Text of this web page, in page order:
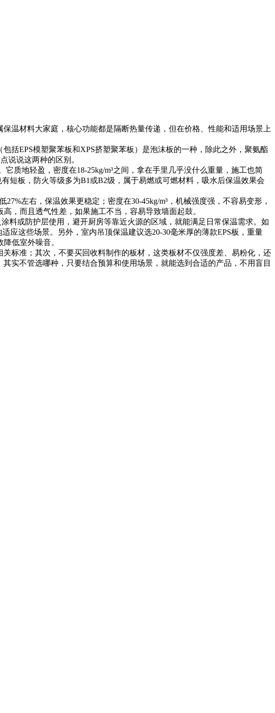
温材料大家庭，核心功能都是隔断热量传递，但在价格、性能和适用场景上
括EPS模塑聚苯板和XPS挤塑聚苯板）是泡沫板的一种，除此之外，聚氨酯
说说这两种的区别。
质地轻盈，密度在18-25kg/m³之间，拿在手里几乎没什么重量，施工也简
短板，防火等级多为B1或B2级，属于易燃或可燃材料，吸水后保温效果会
左右，保温效果更稳定；密度在30-45kg/m³，机械强度强，不容易变形，
，而且透气性差，如果施工不当，容易导致墙面起鼓。
料或防护层使用，避开厨房等靠近火源的区域，就能满足日常保温需求。如
应这些场景。另外，室内吊顶保温建议选20-30毫米厚的薄款EPS板，重量
低室外噪音。
标准；其次，不要买回收料制作的板材，这类板材不仅强度差、易粉化，还
实不管选哪种，只要结合预算和使用场景，就能选到合适的产品，不用盲目